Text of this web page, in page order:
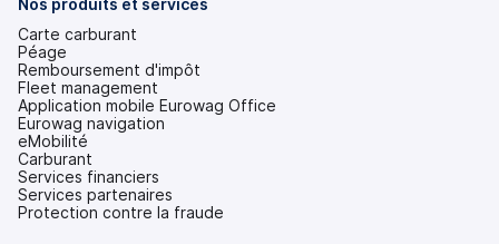
Carte carburant
Péage
Remboursement d'impôt
Fleet management
Application mobile Eurowag Office
Eurowag navigation
eMobilité
Carburant
Services financiers
Services partenaires
Protection contre la fraude